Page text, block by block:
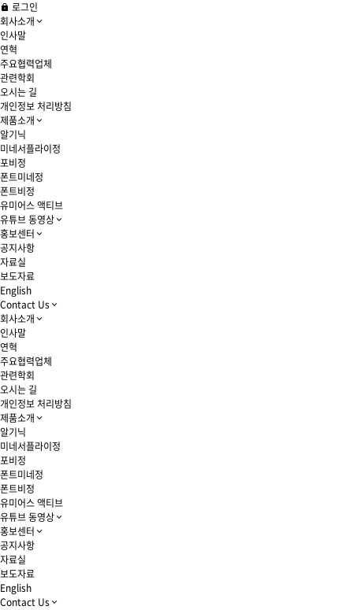
로그인
회사소개
인사말
연혁
주요협력업체
관련학회
오시는 길
개인정보 처리방침
제품소개
알기닉
미네서플라이정
포비정
폰트미네정
폰트비정
유미어스 액티브
유튜브 동영상
홍보센터
공지사항
자료실
보도자료
English
Contact Us
회사소개
인사말
연혁
주요협력업체
관련학회
오시는 길
개인정보 처리방침
제품소개
알기닉
미네서플라이정
포비정
폰트미네정
폰트비정
유미어스 액티브
유튜브 동영상
홍보센터
공지사항
자료실
보도자료
English
Contact Us